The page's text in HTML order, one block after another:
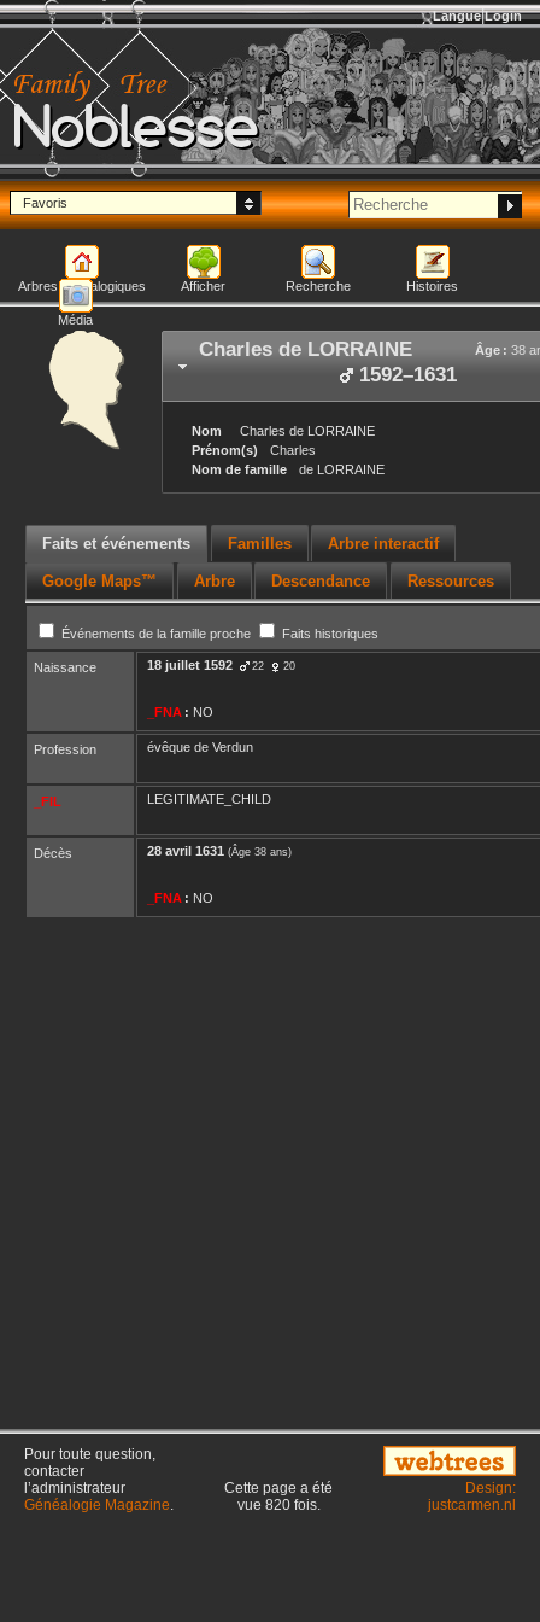
Noblesse
Langue Login
Favoris
Arbres généalogiques Afficher Recherche Histoires
Média
Charles de LORRAINE Âge : 38
1592–1631
Nom Charles de LORRAINE
Prénom(s)
Charles
Nom de famille
de LORRAINE
Faits et événements Familles Arbre interactif
Google Maps™ Arbre Descendance Ressources
Événements de la famille proche Faits historiques
Naissance 18 juillet 1592 22 20
_FNA : NO
Profession évêque de Verdun
_FIL LEGITIMATE_CHILD
Décès 28 avril 1631 (Âge 38 ans)
_FNA : NO
Pour toute question,
contacter
l’administrateur
Généalogie Magazine.
Cette page a été
vue 820fois.
Design:
justcarmen.nl